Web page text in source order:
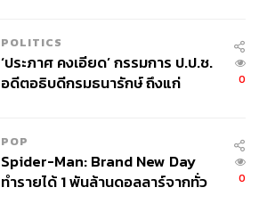
POLITICS
‘ประภาศ คงเอียด’ กรรมการ ป.ป.ช.
อดีตอธิบดีกรมธนารักษ์ ถึงแก่
0
POP
Spider-Man: Brand New Day
ทำรายได้ 1 พันล้านดอลลาร์จากทั่ว
0